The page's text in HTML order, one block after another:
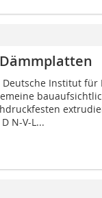
Deutsche Institut für
D N-V-L...